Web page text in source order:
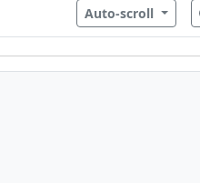
Auto-scroll